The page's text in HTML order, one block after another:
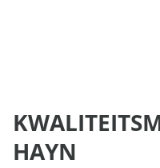
HAYN